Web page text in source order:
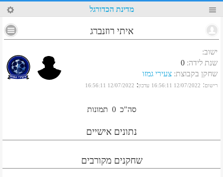
33 מדינת הכדורגל
איתי רוזנברג
ישוב:
שנת לידה:
0
שחקן בקבוצת: צעירי גמזו
רישום:
12/07/2022 16:56:11 עדכון:
12/07/2022 16:56:11
סה"כ 0 תמונות
נתונים אישיים
שחקנים מקורבים